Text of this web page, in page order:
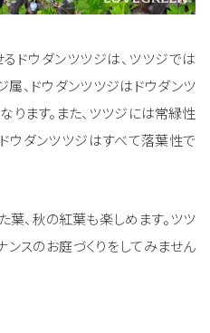
ドウダンツツジは、ツツジでは
、ドウダンツツジはドウダンツ
ります。また、ツツジには常緑性
ウダンツツジはすべて落葉性で
葉、秋の紅葉も楽しめます。ツツ
ンスのお庭づくりをしてみません